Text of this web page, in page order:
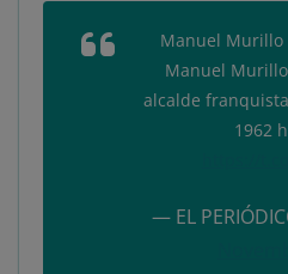
Manuel Murillo
Manuel
alcalde
1962
— EL